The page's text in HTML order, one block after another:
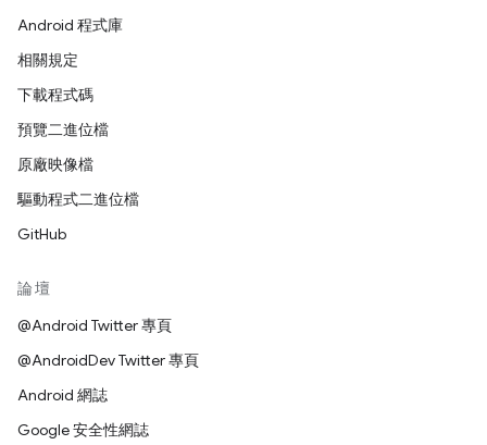
Android 程式庫
相關規定
下載程式碼
預覽二進位檔
原廠映像檔
驅動程式二進位檔
GitHub
論壇
@Android Twitter 專頁
@AndroidDev Twitter 專頁
Android 網誌
Google 安全性網誌